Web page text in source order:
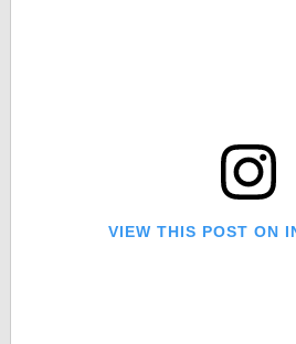
VIEW THIS POST ON